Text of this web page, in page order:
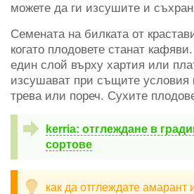
можете да ги изсушите и
Семената на билката от
когато плодовете станат
един слой върху хартия или
изсушават при същите условия
трева или пореч. Сухите
kerria: отглеждане в
сортове
как да отглеждате амарант